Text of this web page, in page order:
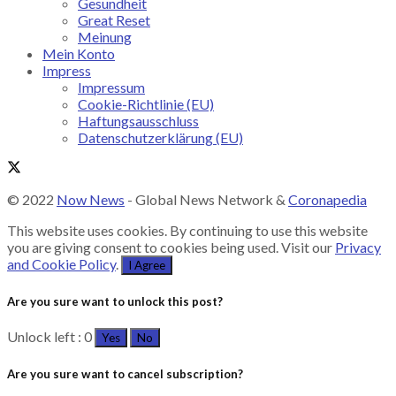
Great Reset
Meinung
Mein Konto
Impress
Impressum
Cookie-Richtlinie (EU)
Haftungsausschluss
Datenschutzerklärung (EU)
© 2022 Now News - Global News Network & Coronapedia
This website uses cookies. By continuing to use this website
you are giving consent to cookies being used. Visit our Privacy
and Cookie Policy. I Agree
Are you sure want to unlock this post?
Unlock left : 0 Yes No
Are you sure want to cancel subscription?